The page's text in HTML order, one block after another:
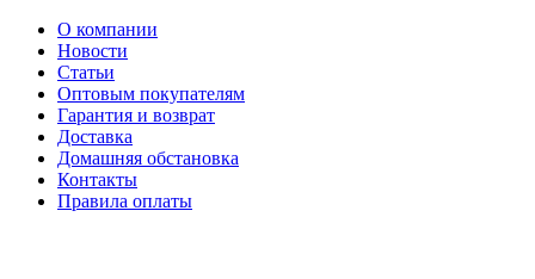
О компании
Новости
Статьи
Оптовым покупателям
Гарантия и возврат
Доставка
Домашняя обстановка
Контакты
Правила оплаты